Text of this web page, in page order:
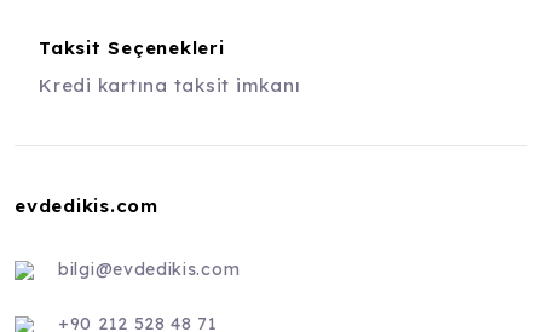
Taksit Seçenekleri
Kredi kartına taksit imkanı
evdedikis.com
bilgi@evdedikis.com
+90 212 528 48 71